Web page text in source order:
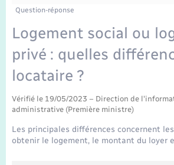
Etat-civil - Papiers -
Mariage – PACS
Parrainage civil
Recensement
Logement - Urbanisme
Loisirs
Nouvel habitant
Transports scolaires
Travaux - Autorisation
Compétences
Plan interactif
Présentation de la commune
Publications
Question-réponse
Logement social ou
privé : quelles
locataire ?
Vérifié le 19/05/2023 – Direction de
administrative (Première ministre)
Les principales différences concernent
obtenir le logement, le montant du loyer